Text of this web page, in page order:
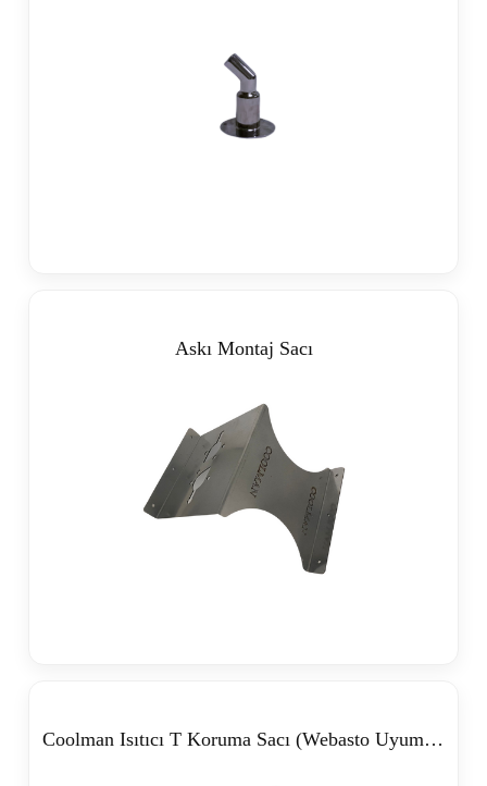
Askı Montaj Sacı
Coolman Isıtıcı T Koruma Sacı (Webasto Uyumlu)